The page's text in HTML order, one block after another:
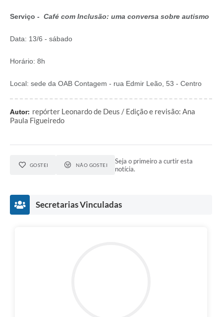
Serviço - Café com Inclusão: uma conversa sobre autismo
Data: 13/6 - sábado
Horário: 8h
Local: sede da OAB Contagem - rua Edmir Leão, 53 - Centro
Autor: repórter Leonardo de Deus / Edição e revisão: Ana
Paula Figueiredo
GOSTEI NÃO GOSTEI
Seja o primeiro a curtir esta
notícia.
Secretarias Vinculadas